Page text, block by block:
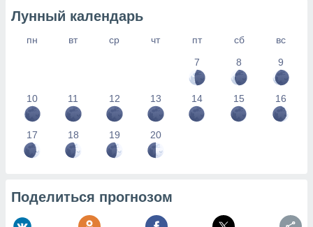
Лунный календарь
пн вт ср чт пт сб
вс
7
8 9
10 11 12 13 14 15 16
17 18 19 20
Поделиться прогнозом